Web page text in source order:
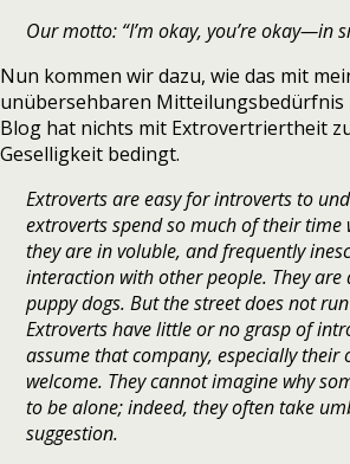
Our motto: “I’m okay, you’re okay—in
Nun kommen wir dazu, wie das mit
unübersehbaren Mitteilungsbedürfnis
Blog hat nichts mit Extrovertriertheit
Geselligkeit bedingt.
Extroverts are easy for introverts to
extroverts spend so much of their
they are in voluble, and frequently
interaction with other people. They are
puppy dogs. But the street does not
Extroverts have little or no grasp of
assume that company, especially their
welcome. They cannot imagine why
to be alone; indeed, they often take
suggestion.